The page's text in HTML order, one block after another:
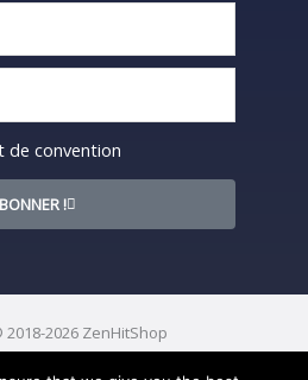
de convention
!
2026 ZenHitShop